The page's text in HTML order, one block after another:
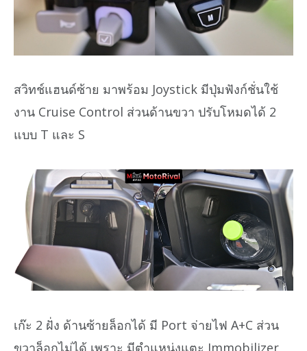
สวิทช์แฮนด์ซ้าย มาพร้อม Joystick มีปุ่มฟังก์ชั่นใช้
งาน Cruise Control ส่วนด้านขวา ปรับโหมดได้ 2
แบบ T และ S
เก๊ะ 2 ฝั่ง ด้านซ้ายล็อกได้ มี Port จ่ายไฟ A+C ส่วน
ขวาล็อกไม่ได้ เพราะ มีตำแหน่งแตะ Immobilizer